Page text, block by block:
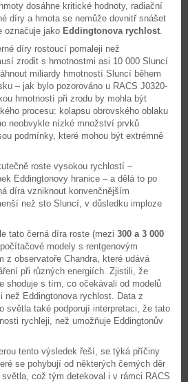
dosáhne kritické hodnoty, radiační
díry a hmota se nemůže dovnitř snášet
označuje jako Eddingtonova rychlost.
díry rostoucí pomaleji než
zrodit s hmotnostmi asi 10 000 Sluncí
miliardy hmotností Sluncí během
– jak bylo pozorováno u RACS J0320-
hmotností při zrodu by mohla být
procesu: kolapsu obrovského oblaku
neobvykle nízké množství prvků
podmínky, které mohou být extrémně
roste vysokou rychlostí –
Eddingtonovy hranice – a dělá to po
díra vzniknout konvenčnějším
než sto Sluncí, v důsledku imploze
tato černá díra roste (mezi 300 a 3 000
modely s rentgenovým
z observatoře Chandra, které udává
při různých energiích. Zjistili, že
shoduje s tím, co očekávali od modelů
než Eddingtonova rychlost. Data z
světla také podporují interpretaci, že tato
rychleji, než umožňuje Eddingtonův
tento výsledek řeší, se týká příčiny
se pohybují od některých černých děr
což tým detekoval i v rámci RACS